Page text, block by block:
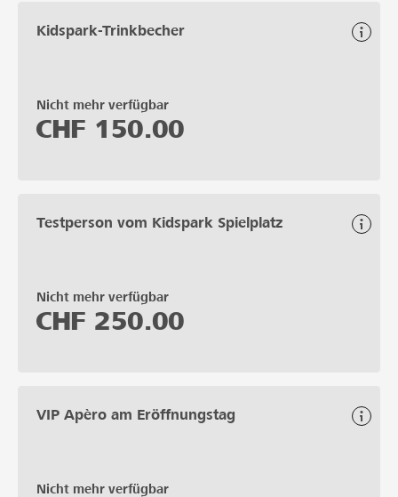
Kidspark-Trinkbecher
Nicht mehr verfügbar
CHF 150.00
Testperson vom Kidspark Spielplatz
Nicht mehr verfügbar
CHF 250.00
VIP Apèro am Eröffnungstag
Nicht mehr verfügbar